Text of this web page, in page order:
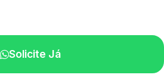
Solicite Já